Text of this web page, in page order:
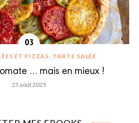
ET PIZZAS TARTE SALÉE
… mais en mieux !
25 août 2025